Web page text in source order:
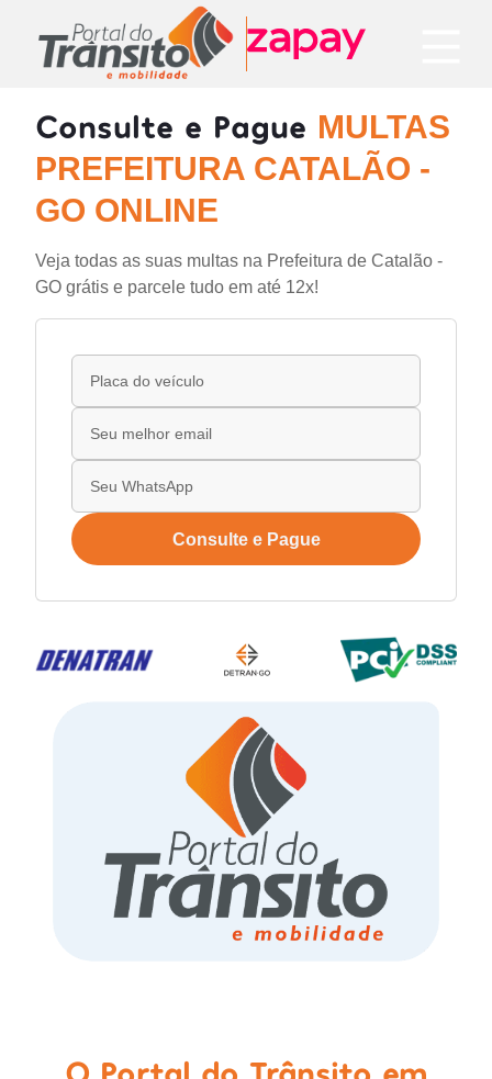
Consulte e Pague MULTAS
PREFEITURA CATALÃO -
GO ONLINE
Veja todas as suas multas na Prefeitura de Catalão -
GO grátis e parcele tudo em até 12x!
Consulte e Pague